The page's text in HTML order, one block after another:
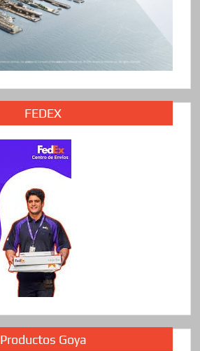
FEDEX
Productos Goya